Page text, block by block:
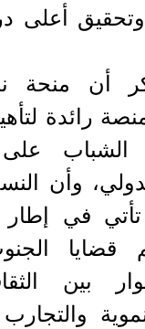
وتحقيق أعلى
أن منحة
منصة رائدة
الشباب على
وأن
في إطار
قضايا
بين